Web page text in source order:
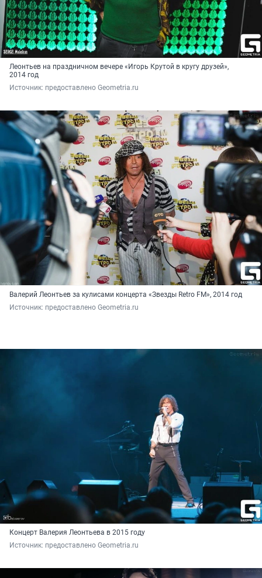
Леонтьев на праздничном вечере «Игорь Крутой в кругу друзей»,
2014 год
Источник: предоставлено Geometria.ru
Валерий Леонтьев за кулисами концерта «Звезды Retro FM», 2014 год
Источник: предоставлено Geometria.ru
Концерт Валерия Леонтьева в 2015 году
Источник: предоставлено Geometria.ru